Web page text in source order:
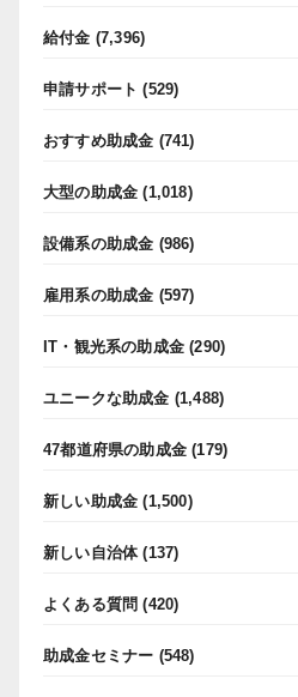
給付金 (7,396)
申請サポート (529)
おすすめ助成金 (741)
大型の助成金 (1,018)
設備系の助成金 (986)
雇用系の助成金 (597)
IT・観光系の助成金 (290)
ユニークな助成金 (1,488)
47都道府県の助成金 (179)
新しい助成金 (1,500)
新しい自治体(137)
よくある質問 (420)
助成金セミナー (548)